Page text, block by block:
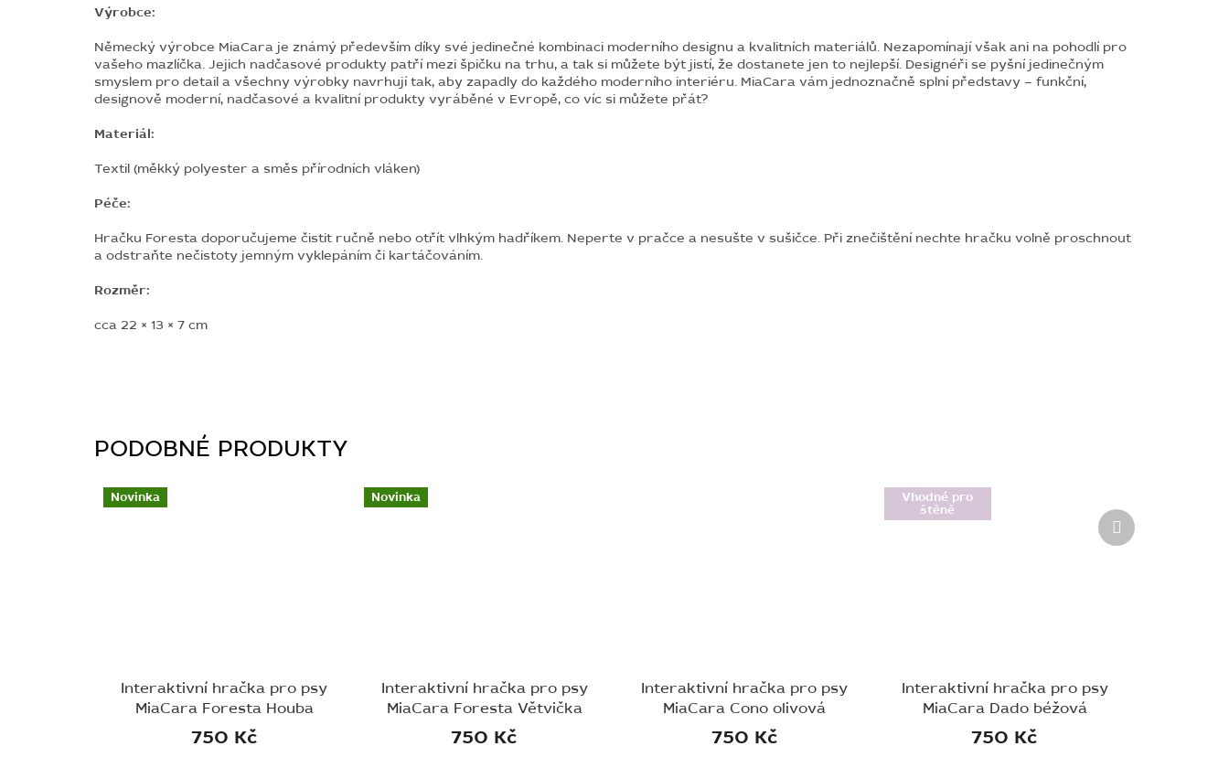
Výrobce:
Německý výrobce MiaCara je známý především díky své jedinečné kombinaci moderního designu a kvalitních materiálů. Nezapomínají však ani na pohodlí pro
vašeho mazlíčka. Jejich nadčasové produkty patří mezi špičku na trhu, a tak si můžete být jistí, že dostanete jen to nejlepší. Designéři se pyšní jedinečným
smyslem pro detail a všechny výrobky navrhují tak, aby zapadly do každého moderního interiéru. MiaCara vám jednoznačně splní představy – funkční,
designově moderní, nadčasové a kvalitní produkty vyráběné v Evropě, co víc si můžete přát?
Materiál:
Textil (měkký polyester a směs přírodních vláken)
Péče:
Hračku Foresta doporučujeme čistit ručně nebo otřít vlhkým hadříkem. Neperte v pračce a nesušte v sušičce. Při znečištění nechte hračku volně proschnout
a odstraňte nečistoty jemným vyklepáním či kartáčováním.
Rozměr:
cca 22 × 13 × 7 cm
Novinka
Interaktivní hračka pro psy
MiaCara Foresta Houba
750 Kč
Novinka
Interaktivní hračka pro psy
MiaCara Foresta Větvička
750 Kč
Interaktivní hračka pro psy
MiaCara Cono olivová
750 Kč
Vhodné pro
štěně
Interaktivní hračka pro psy
MiaCara Dado béžová
750 Kč
Další
produkt